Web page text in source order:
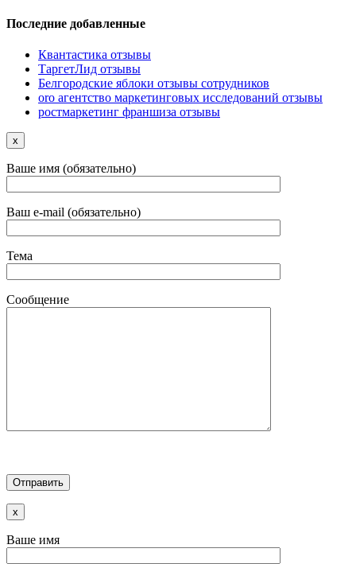
Последние добавленные
Квантастика отзывы
ТаргетЛид отзывы
Белгородские яблоки отзывы сотрудников
oro агентство маркетинговых исследований отзывы
ростмаркетинг франшиза отзывы
x
Ваше имя (обязательно)
Ваш e-mail (обязательно)
Тема
Сообщение
x
Ваше имя